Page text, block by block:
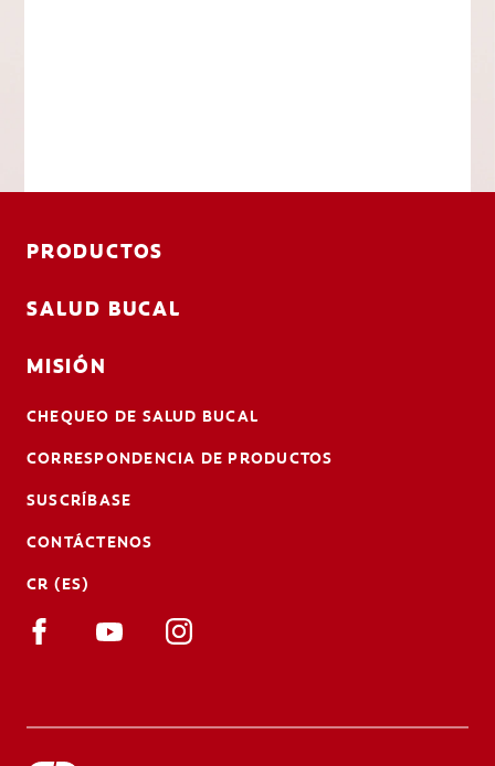
PRODUCTOS
SALUD BUCAL
MISIÓN
CHEQUEO DE SALUD BUCAL
CORRESPONDENCIA DE PRODUCTOS
SUSCRÍBASE
CONTÁCTENOS
CR (ES)